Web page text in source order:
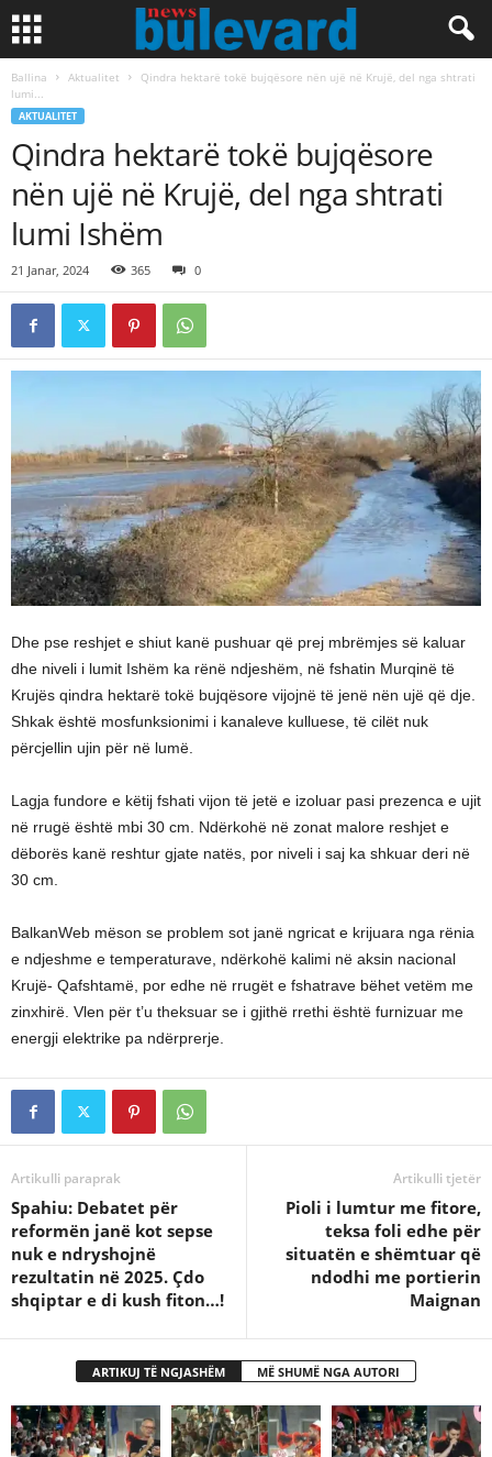
Ballina Aktualitet
Qindra hektarë tokë bujqësore nën ujë në Krujë, del nga shtrati
lumi...
AKTUALITET
Qindra hektarë tokë bujqësore
nën ujë në Krujë, del nga shtrati
lumi Ishëm
21 Janar, 2024 365 0
Dhe pse reshjet e shiut kanë pushuar që prej mbrëmjes së kaluar
dhe niveli i lumit Ishëm ka rënë ndjeshëm, në fshatin Murqinë të
Krujës qindra hektarë tokë bujqësore vijojnë të jenë nën ujë që dje.
Shkak është mosfunksionimi i kanaleve kulluese, të cilët nuk
përcjellin ujin për në lumë.
Lagja fundore e këtij fshati vijon të jetë e izoluar pasi prezenca e ujit
në rrugë është mbi 30 cm. Ndërkohë në zonat malore reshjet e
dëborës kanë reshtur gjate natës, por niveli i saj ka shkuar deri në
30 cm.
BalkanWeb mëson se problem sot janë ngricat e krijuara nga rënia
e ndjeshme e temperaturave, ndërkohë kalimi në aksin nacional
Krujë- Qafshtamë, por edhe në rrugët e fshatrave bëhet vetëm me
zinxhirë. Vlen për t’u theksuar se i gjithë rrethi është furnizuar me
energji elektrike pa ndërprerje.
Artikulli paraprak
Spahiu: Debatet për
reformën janë kot sepse
nuk e ndryshojnë
rezultatin në 2025. Çdo
shqiptar e di kush fiton…!
Artikulli tjetër
Pioli i lumtur me fitore,
teksa foli edhe për
situatën e shëmtuar që
ndodhi me portierin
Maignan
ARTIKUJ TË NGJASHËM MË SHUMË NGA AUTORI